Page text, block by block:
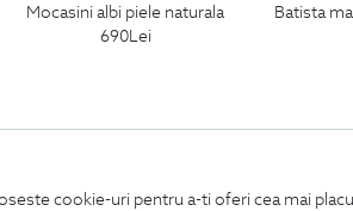
cookie-uri pentru a-ti oferi cea mai
mocasini albi piele naturala
690Lei
batista